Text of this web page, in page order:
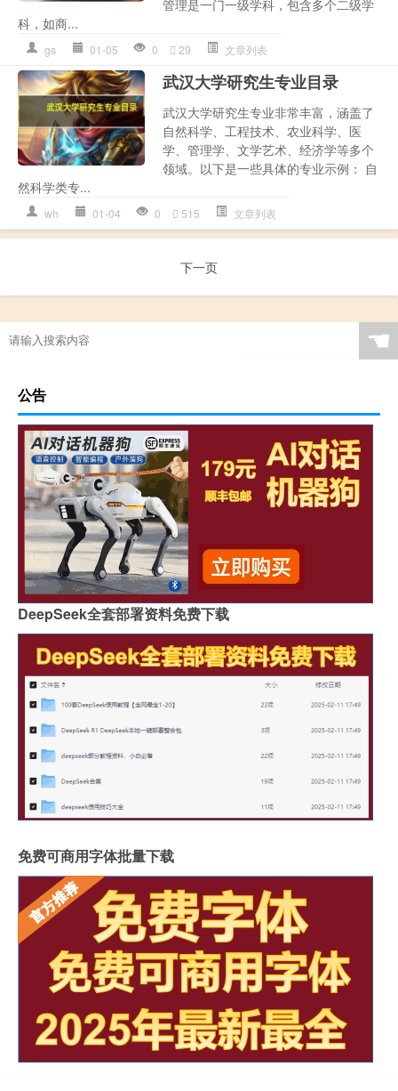
管理是一门一级学科，包含多个二级学
科，如商...
gs 01-05 0 29 文章列表
武汉大学研究生专业目录
武汉大学研究生专业非常丰富，涵盖了
自然科学、工程技术、农业科学、医
学、管理学、文学艺术、经济学等多个
领域。以下是一些具体的专业示例： 自
然科学类专...
wh 01-04 0 515 文章列表
下一页
☚
公告
DeepSeek全套部署资料免费下载
免费可商用字体批量下载